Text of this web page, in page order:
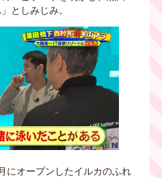
」としみじみ。
にオープンしたイルカのふれ